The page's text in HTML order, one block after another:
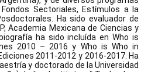
Sectoriales, Estímulos a la
Ha sido evaluador de
Academia Mexicana de Ciencias y
ha sido incluída en Who is
2010 – 2016 y Who is Who in
2011-2012 y 2016-2017. Ha
y doctorado de la Universidad